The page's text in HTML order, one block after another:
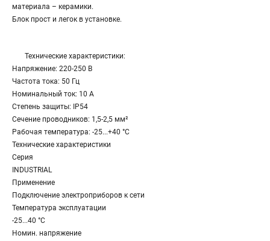
материала – керамики.
Блок прост и легок в установке.
Технические характеристики:
Напряжение: 220-250 В
Частота тока: 50 Гц
Номинальный ток: 10 А
Степень защиты: IP54
Сечение проводников: 1,5-2,5 мм²
Рабочая температура: -25...+40 °С
Технические характеристики
Серия
INDUSTRIAL
Применение
Подключение электроприборов к сети
Температура эксплуатации
-25...40 °C
Номин. напряжение